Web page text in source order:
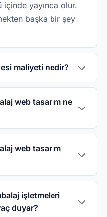
içinde yayında olur.
başka bir şey
maliyeti nedir?
web sitesi
hosting, SSL ve
İkinci yıldan
ücreti uygulanır.
web tasarım ne
& Ambalaj web
hosting, SSL
Aylık abonelik
web tasarım
0542 114 64 64
bilgilerinizi
Plastik &
işletmeleri
duyar?